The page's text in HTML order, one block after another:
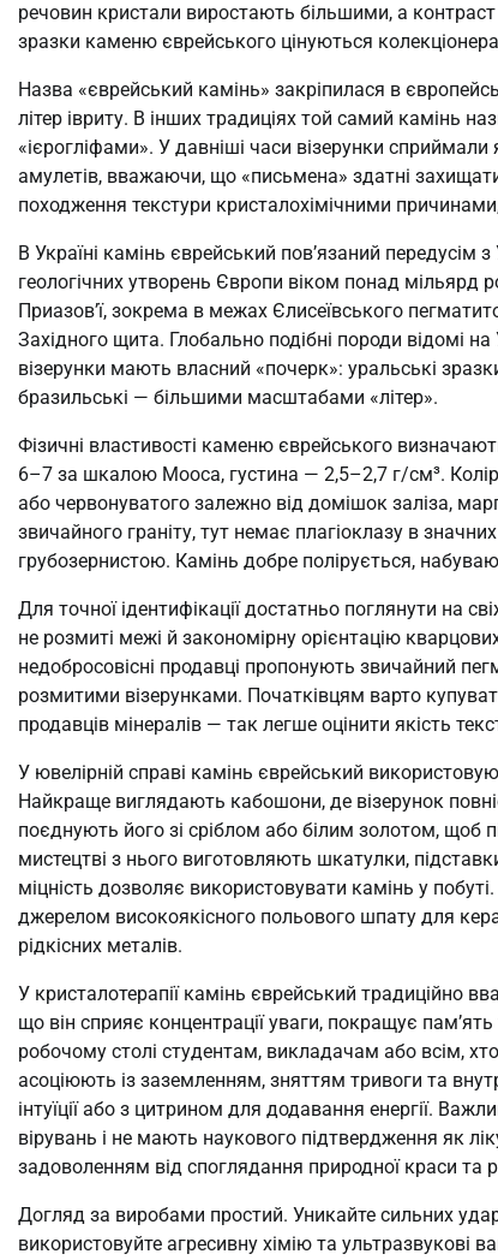
речовин кристали виростають більшими, а
зразки каменю єврейського цінуються
Назва «єврейський камінь» закріпилася в
літер івриту. В інших традиціях той самий камінь
«ієрогліфами». У давніші часи візерунки
амулетів, вважаючи, що «письмена» здатні
походження текстури кристалохімічними
В Україні камінь єврейський пов’язаний
геологічних утворень Європи віком понад
Приазов’ї, зокрема в межах Єлисеївського
Західного щита. Глобально подібні породи відомі на
візерунки мають власний «почерк»: уральські
бразильські — більшими масштабами «літер».
Фізичні властивості каменю єврейського
6–7 за шкалою Мооса, густина — 2,5–2,7 г/см³.
або червонуватого залежно від домішок заліза,
звичайного граніту, тут немає плагіоклазу в
грубозернистою. Камінь добре полірується,
Для точної ідентифікації достатньо поглянути на
не розмиті межі й закономірну орієнтацію
недобросовісні продавці пропонують звичайний
розмитими візерунками. Початківцям варто
продавців мінералів — так легше оцінити якість
У ювелірній справі камінь єврейський
Найкраще виглядають кабошони, де візерунок
поєднують його зі сріблом або білим золотом, щоб
мистецтві з нього виготовляють шкатулки,
міцність дозволяє використовувати камінь у
джерелом високоякісного польового шпату для
рідкісних металів.
У кристалотерапії камінь єврейський традиційно
що він сприяє концентрації уваги, покращує
робочому столі студентам, викладачам або всім,
асоціюють із заземленням, зняттям тривоги та
інтуїції або з цитрином для додавання енергії.
вірувань і не мають наукового підтвердження як
задоволенням від споглядання природної краси та
Догляд за виробами простий. Уникайте сильних
використовуйте агресивну хімію та